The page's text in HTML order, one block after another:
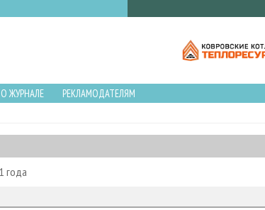
О ЖУРНАЛЕ
РЕКЛАМОДАТЕЛЯМ
года